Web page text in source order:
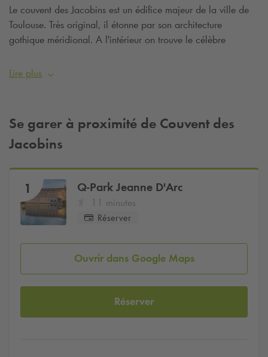
Le couvent des Jacobins est un édifice majeur de la ville de
Toulouse. Très original, il étonne par son architecture
gothique méridional. A l'intérieur on trouve le célèbre
chœur de l’église. Siège de l’université de Toulouse, le cloître
Lire plus
Se garer à proximité de Couvent des
Jacobins
1 Q-Park Jeanne D'Arc
11 minutes
Réserver
Ouvrir dans Google Maps
Réserver